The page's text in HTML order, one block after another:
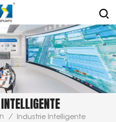
/ Industrie Intelligente